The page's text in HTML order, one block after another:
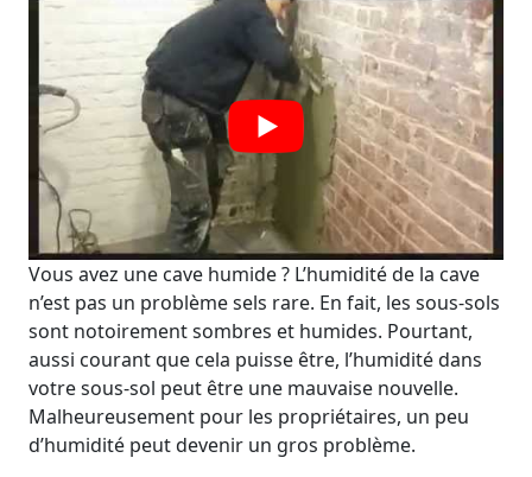
Vous avez une cave humide ? L’humidité de la cave
n’est pas un problème sels rare. En fait, les sous-sols
sont notoirement sombres et humides. Pourtant,
aussi courant que cela puisse être, l’humidité dans
votre sous-sol peut être une mauvaise nouvelle.
Malheureusement pour les propriétaires, un peu
d’humidité peut devenir un gros problème.